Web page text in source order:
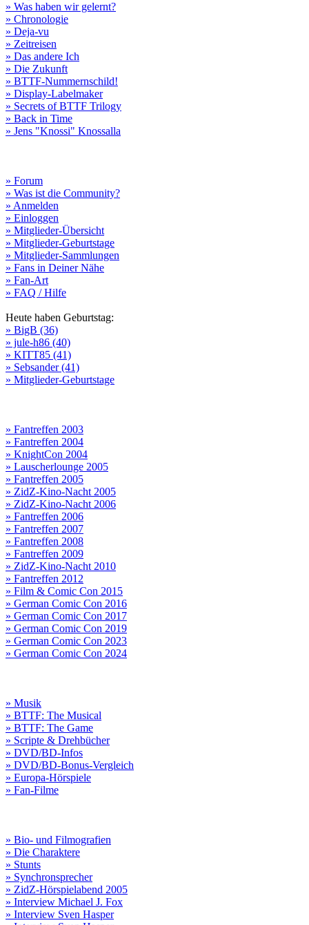
» Was haben wir gelernt?
» Chronologie
» Deja-vu
» Zeitreisen
» Das andere Ich
» Die Zukunft
» BTTF-Nummernschild!
» Display-Labelmaker
» Secrets of BTTF Trilogy
» Back in Time
» Jens "Knossi" Knossalla
» Forum
» Was ist die Community?
» Anmelden
» Einloggen
» Mitglieder-Übersicht
» Mitglieder-Geburtstage
» Mitglieder-Sammlungen
» Fans in Deiner Nähe
» Fan-Art
» FAQ / Hilfe
Heute haben Geburtstag:
» BigB (36)
» jule-h86 (40)
» KITT85 (41)
» Sebsander (41)
» Mitglieder-Geburtstage
» Fantreffen 2003
» Fantreffen 2004
» KnightCon 2004
» Lauscherlounge 2005
» Fantreffen 2005
» ZidZ-Kino-Nacht 2005
» ZidZ-Kino-Nacht 2006
» Fantreffen 2006
» Fantreffen 2007
» Fantreffen 2008
» Fantreffen 2009
» ZidZ-Kino-Nacht 2010
» Fantreffen 2012
» Film & Comic Con 2015
» German Comic Con 2016
» German Comic Con 2017
» German Comic Con 2019
» German Comic Con 2023
» German Comic Con 2024
» Musik
» BTTF: The Musical
» BTTF: The Game
» Scripte & Drehbücher
» DVD/BD-Infos
» DVD/BD-Bonus-Vergleich
» Europa-Hörspiele
» Fan-Filme
» Bio- und Filmografien
» Die Charaktere
» Stunts
» Synchronsprecher
» ZidZ-Hörspielabend 2005
» Interview Michael J. Fox
» Interview Sven Hasper